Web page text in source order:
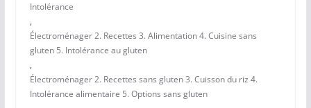
Intolérance
,
Électroménager 2. Recettes 3. Alimentation 4. Cuisine sans
gluten 5. Intolérance au gluten
,
Électroménager 2. Recettes sans gluten 3. Cuisson du riz 4.
Intolérance alimentaire 5. Options sans gluten